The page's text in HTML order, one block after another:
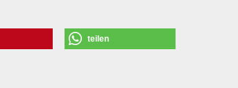
teilen